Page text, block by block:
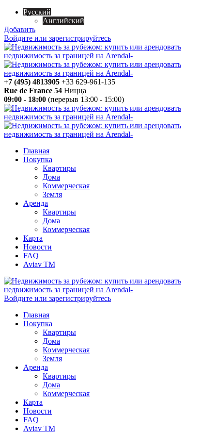
Русский
Английский
Добавить
Войдите или зарегистрируйтесь
+7 (495) 4813905 +33 629-961-135
Rue de France 54 Ницца
09:00 - 18:00 (перерыв 13:00 - 15:00)
Главная
Покупка
Квартиры
Дома
Коммерческая
Земля
Аренда
Квартиры
Дома
Коммерческая
Карта
Новости
FAQ
Aviav TM
Войдите или зарегистрируйтесь
Главная
Покупка
Квартиры
Дома
Коммерческая
Земля
Аренда
Квартиры
Дома
Коммерческая
Карта
Новости
FAQ
Aviav TM